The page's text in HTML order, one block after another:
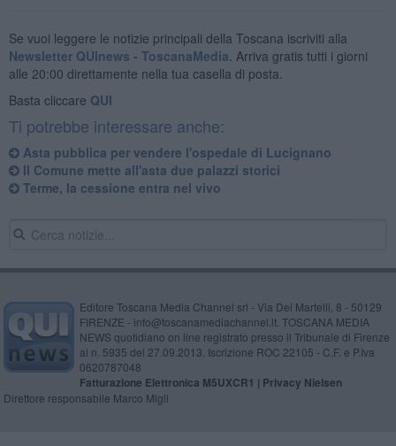
Se vuoi leggere le notizie principali della Toscana iscriviti alla
Newsletter QUInews - ToscanaMedia. Arriva gratis tutti i giorni
alle 20:00 direttamente nella tua casella di posta.
Basta cliccare QUI
Ti potrebbe interessare anche:
Asta pubblica per vendere l'ospedale di Lucignano
Il Comune mette all'asta due palazzi storici
Terme, la cessione entra nel vivo
Editore Toscana Media Channel srl - Via Dei Martelli, 8 - 50129
FIRENZE - info@toscanamediachannel.it. TOSCANA MEDIA
NEWS quotidiano on line registrato presso il Tribunale di Firenze
al n. 5935 del 27.09.2013. Iscrizione ROC 22105 - C.F. e P.Iva
0620787048
Fatturazione Elettronica M5UXCR1 | Privacy Nielsen
Direttore responsabile Marco Migli